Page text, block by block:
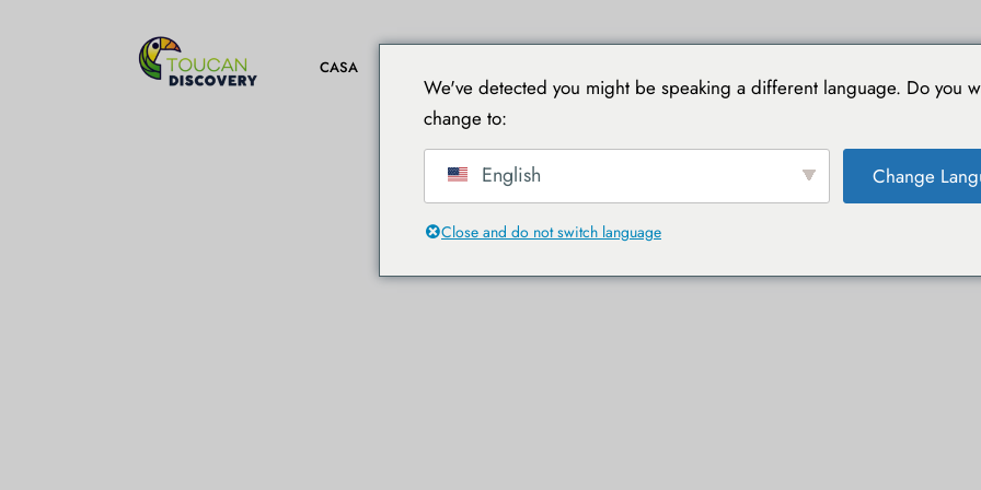
CASA
We've detected you might be speaking a different language. Do you
change to:
English Change
Close and do not switch language